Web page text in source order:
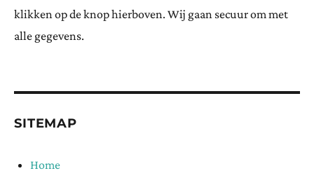
klikken op de knop hierboven. Wij gaan secuur om met
alle gegevens.
SITEMAP
Home